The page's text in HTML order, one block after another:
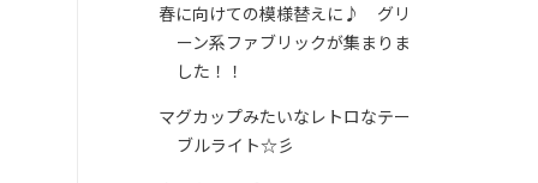
春に向けての模様替えに♪ グリ
ーン系ファブリックが集まりま
した！！
マグカップみたいなレトロなテー
ブルライト☆彡